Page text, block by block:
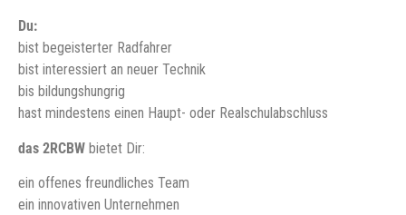
Du:
bist begeisterter Radfahrer
bist interessiert an neuer Technik
bis bildungshungrig
hast mindestens einen Haupt- oder Realschulabschluss
das 2RCBW bietet Dir:
ein offenes freundliches Team
ein innovativen Unternehmen